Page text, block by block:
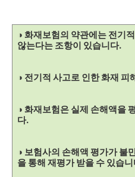
◑ 화재보험의 약관에는 전기
않는다는 조항이 있습니다.
◑ 전기적 사고로 인한 화재 피
◑ 화재보험은 실제 손해액을
다.
◑ 보험사의 손해액 평가가 불
을 통해 재평가 받을 수 있습